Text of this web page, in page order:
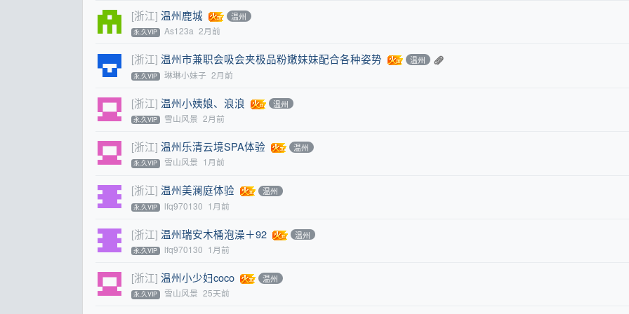
[浙江] 温州鹿城 温州
永.久VIP As123a 2月前
[浙江] 温州市兼职会吸会夹极品粉嫩妹妹配合各种姿势 温州
永.久VIP 琳琳小妹子 2月前
[浙江] 温州小姨娘、浪浪 温州
永.久VIP 雪山风景 2月前
[浙江] 温州乐清云境SPA体验 温州
永.久VIP 雪山风景 1月前
[浙江] 温州美澜庭体验 温州
永.久VIP lfq970130 1月前
[浙江] 温州瑞安木桶泡澡＋92 温州
永.久VIP lfq970130 1月前
[浙江] 温州小少妇coco 温州
永.久VIP 雪山风景 25天前